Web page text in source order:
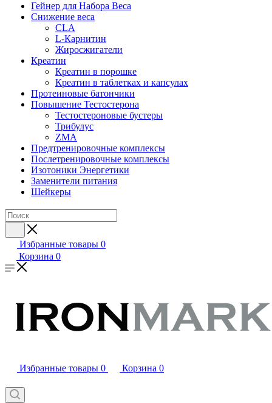
Гейнер для Набора Веса
Снижение веса
CLA
L-Карнитин
Жиросжигатели
Креатин
Креатин в порошке
Креатин в таблетках и капсулах
Протеиновые батончики
Повышение Тестостерона
Тестостероновые бустеры
Трибулус
ZMA
Предтренировочные комплексы
Послетренировочные комплексы
Изотоники Энергетики
Заменители питания
Шейкеры
Избранные товары 0
Корзина 0
Избранные товары 0 Корзина 0